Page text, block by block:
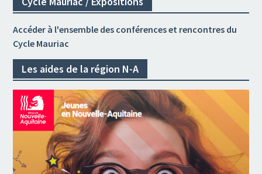
Accéder à l'ensemble des conférences et rencontres du
Cycle Mauriac
Les aides de la région N-A